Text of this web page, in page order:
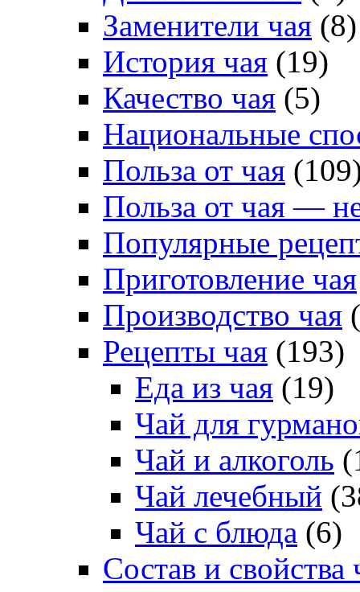
Заменители чая (8)
История чая (19)
Качество чая (5)
Национальные
Польза от чая
Польза от чая —
Популярные
Приготовление чая
Производство чая
Рецепты чая (193)
Еда из чая (19)
Чай для
Чай и алкоголь
Чай лечебный
Чай с блюда (6)
Состав и свойства